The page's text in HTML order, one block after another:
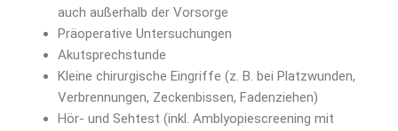
auch außerhalb der Vorsorge
Präoperative Untersuchungen
Akutsprechstunde
Kleine chirurgische Eingriffe (z. B. bei Platzwunden,
Verbrennungen, Zeckenbissen, Fadenziehen)
Hör- und Sehtest (inkl. Amblyopiescreening mit